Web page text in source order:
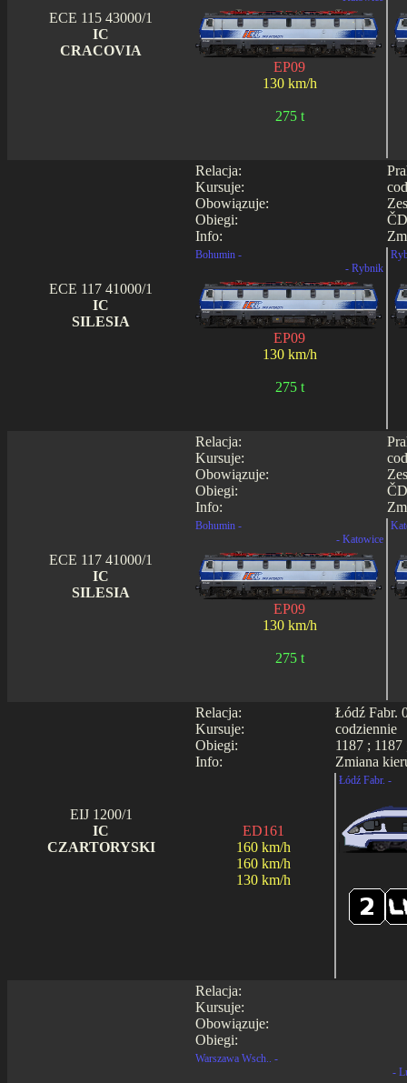
ECE 115 43000/1
IC
CRACOVIA
EP09
130 km/h
275 t
Relacja:
Kursuje:
Obowiązuje:
Obiegi:
Info:
ECE 117 41000/1
IC
SILESIA
Bohumin -
- Rybnik
EP09
130 km/h
275 t
Relacja:
Kursuje:
Obowiązuje:
Obiegi:
Info:
ECE 117 41000/1
IC
SILESIA
Bohumin -
- Katowice
EP09
130 km/h
275 t
Relacja:
Kursuje:
Obiegi:
Info:
Łódź Fabr.
codziennie
1187 ; 1187
Zmiana
EIJ 1200/1
IC
CZARTORYSKI
ED161
160 km/h
160 km/h
130 km/h
Łódź Fabr. -
Relacja:
Kursuje:
Obowiązuje:
Obiegi:
Warszawa Wsch.. -
-